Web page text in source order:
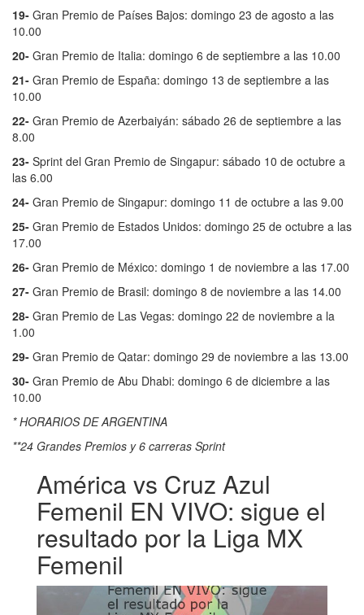
19- Gran Premio de Países Bajos: domingo 23 de agosto a las
10.00
20- Gran Premio de Italia: domingo 6 de septiembre a las 10.00
21- Gran Premio de España: domingo 13 de septiembre a las
10.00
22- Gran Premio de Azerbaiyán: sábado 26 de septiembre a las
8.00
23- Sprint del Gran Premio de Singapur: sábado 10 de octubre a
las 6.00
24- Gran Premio de Singapur: domingo 11 de octubre a las 9.00
25- Gran Premio de Estados Unidos: domingo 25 de octubre a las
17.00
26- Gran Premio de México: domingo 1 de noviembre a las 17.00
27- Gran Premio de Brasil: domingo 8 de noviembre a las 14.00
28- Gran Premio de Las Vegas: domingo 22 de noviembre a la
1.00
29- Gran Premio de Qatar: domingo 29 de noviembre a las 13.00
30- Gran Premio de Abu Dhabi: domingo 6 de diciembre a las
10.00
* HORARIOS DE ARGENTINA
**24 Grandes Premios y 6 carreras Sprint
América vs Cruz Azul
Femenil EN VIVO: sigue el
resultado por la Liga MX
Femenil